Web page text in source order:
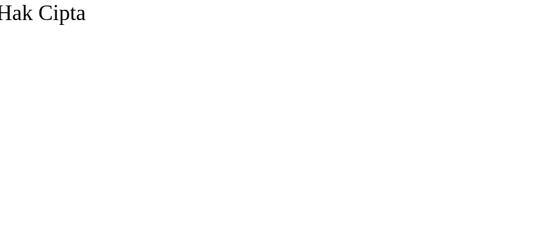
Cipta